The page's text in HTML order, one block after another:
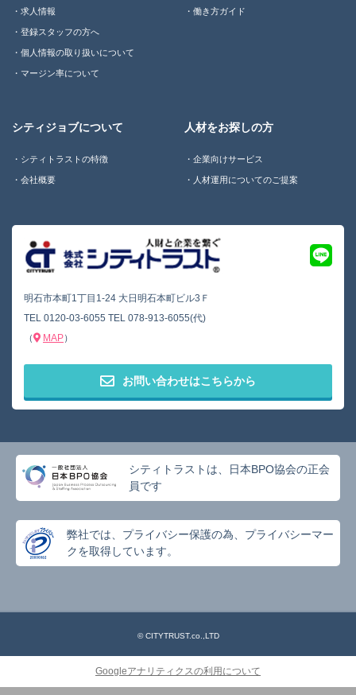
明石市本町1丁目1-24 大日明石本町ビル3Ｆ
TEL 0120-03-6055 TEL 078-913-6055(代)
（
MAP）
お問い合わせはこちらから
求人情報
登録スタッフの方へ
個人情報の取り扱いについて
マージン率について
働き方ガイド
シティジョブについて
シティトラストの特徴
会社概要
人材をお探しの方
企業向けサービス
人材運用についてのご提案
シティトラストは、日本BPO協会の正会
員です
弊社では、プライバシー保護の為、プライバシーマー
クを取得しています。
© CITYTRUST.co.,LTD
Googleアナリティクスの利用について